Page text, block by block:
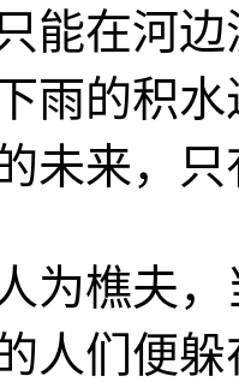
能在河
雨的积
未来，
为樵夫
人们便